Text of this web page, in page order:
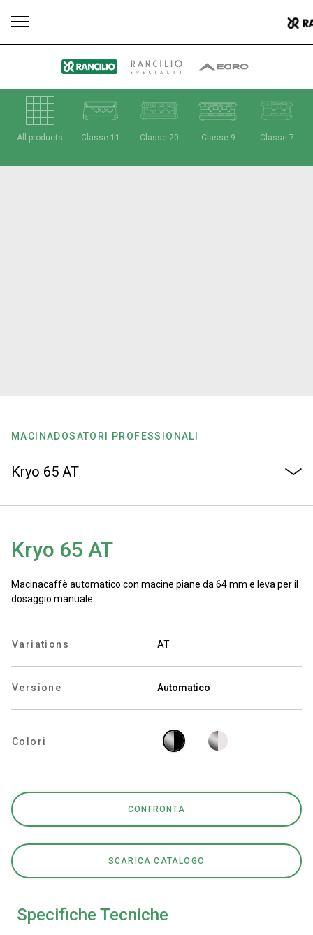
All products Classe 11 Classe 20 Classe 9 Classe 7
MACINADOSATORI PROFESSIONALI
Kryo 65 AT
Macinacaffè automatico con macine piane da 64 mm e leva per il
dosaggio manuale.
Variations AT
Versione Automatico
Colori
CONFRONTA
SCARICA CATALOGO
Specifiche Tecniche
Tutti Prodotti News Download Altro
I nostri Lab
Sostenibilità
Contattaci